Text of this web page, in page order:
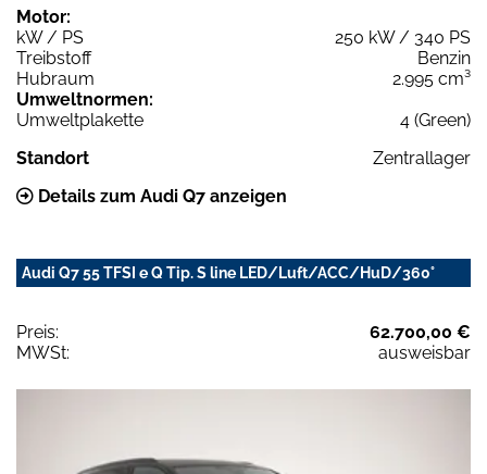
Motor:
kW / PS
250 kW / 340 PS
Treibstoff
Benzin
Hubraum
2.995 cm³
Umweltnormen:
Umweltplakette
4 (Green)
Standort
Zentrallager
Details zum Audi Q7 anzeigen
Audi Q7 55 TFSI e Q Tip. S line LED/Luft/ACC/HuD/360°
Preis:
62.700,00 €
MWSt:
ausweisbar